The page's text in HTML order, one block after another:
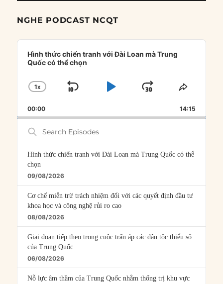
NGHE PODCAST NCQT
Audio
Player
Hình thức chiến tranh với Đài Loan mà Trung
Quốc có thể chọn
CHANGE
RATE
1X
SKIP
PLAYJUMP
FORWARD
SHARE
00:00 14:15
Search
Episodes
Hình thức chiến tranh với Đài Loan mà Trung Quốc có thể
chọn
09/08/2026
Cơ chế miễn trừ trách nhiệm đối với các quyết định đầu tư
khoa học và công nghệ rủi ro cao
08/08/2026
Giai đoạn tiếp theo trong cuộc trấn áp các dân tộc thiểu số
của Trung Quốc
06/08/2026
Nỗ lực âm thầm của Trung Quốc nhằm thống trị khu vực